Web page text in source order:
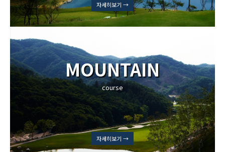
자세히보기 →
MOUNTAIN
course
자세히보기 →